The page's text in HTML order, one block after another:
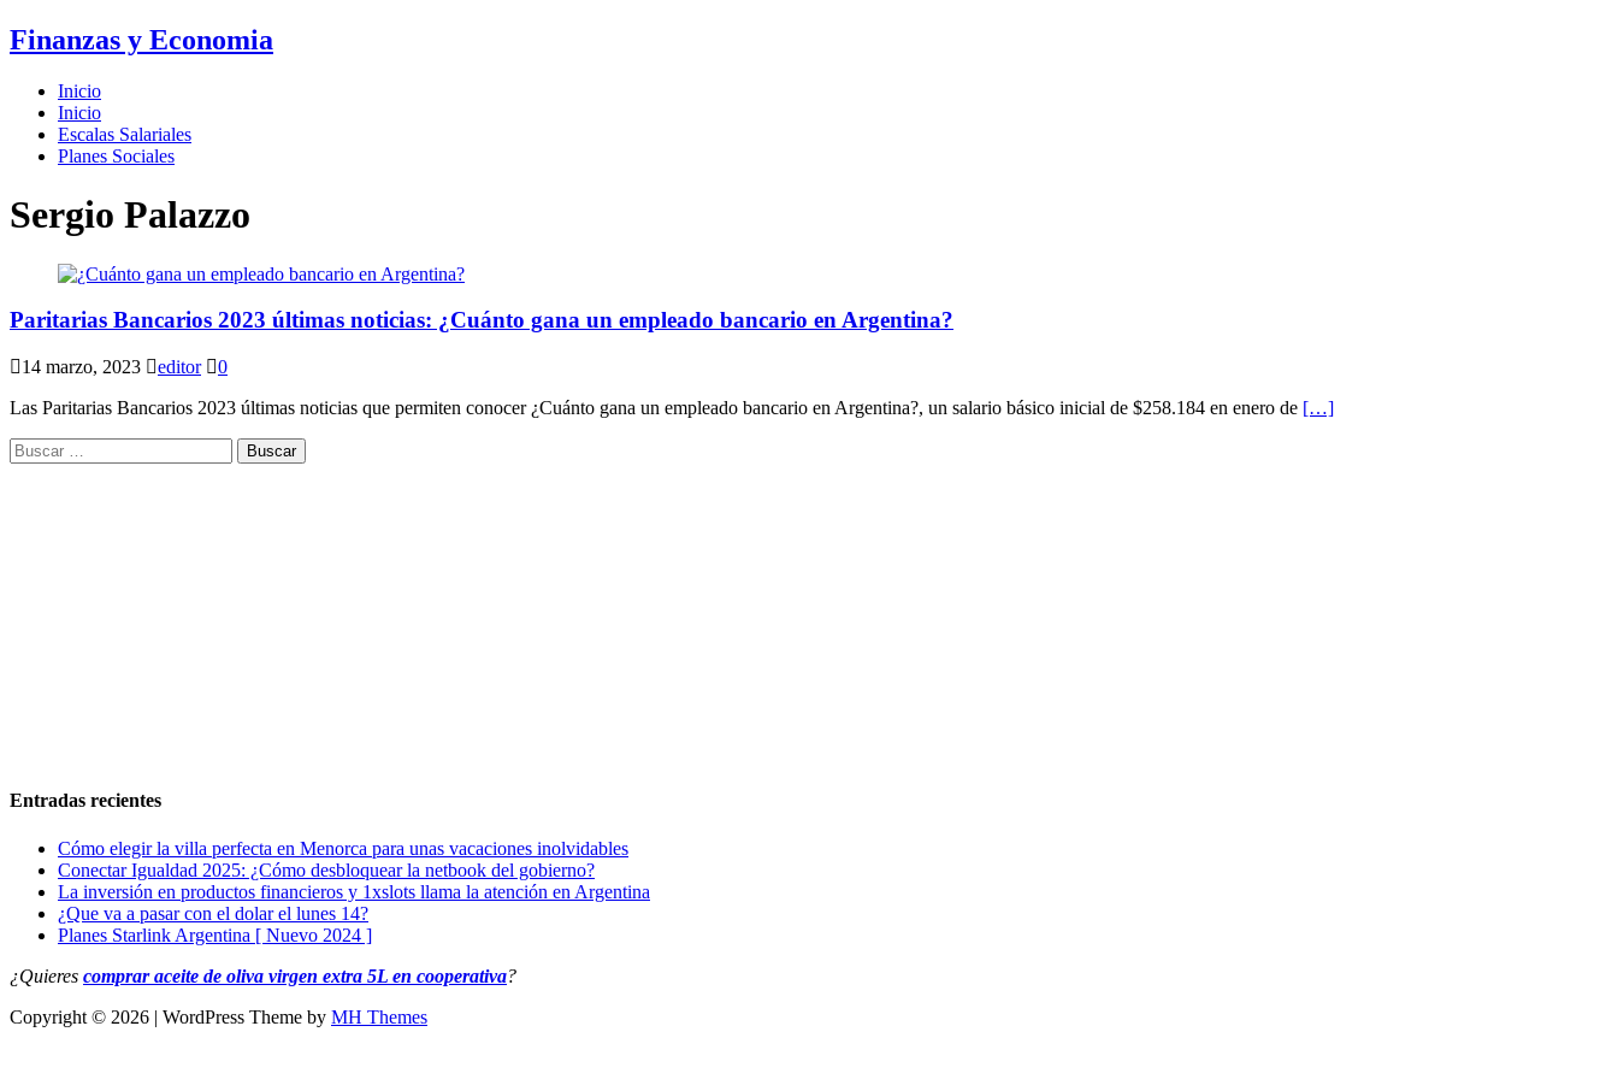
Finanzas y Economia
Inicio
Inicio
Escalas Salariales
Planes Sociales
Sergio Palazzo
Paritarias Bancarios 2023 últimas noticias: ¿Cuánto gana un empleado bancario en Argentina?
14 marzo, 2023 editor
0
Las Paritarias Bancarios 2023 últimas noticias que permiten conocer ¿Cuánto gana un empleado bancario en Argentina?, un salario básico inicial de $258.184 en enero de […]
Buscar:
Entradas recientes
Cómo elegir la villa perfecta en Menorca para unas vacaciones inolvidables
Conectar Igualdad 2025: ¿Cómo desbloquear la netbook del gobierno?
La inversión en productos financieros y 1xslots llama la atención en Argentina
¿Que va a pasar con el dolar el lunes 14?
Planes Starlink Argentina [ Nuevo 2024 ]
¿Quieres comprar aceite de oliva virgen extra 5L en cooperativa?
Copyright © 2026 | WordPress Theme by MH Themes